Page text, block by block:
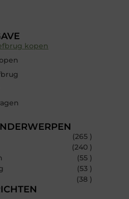
kopen
(265 )
(240 )
(55 )
(53 )
(38 )